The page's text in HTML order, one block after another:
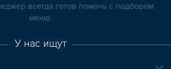
всегда готов помочь с подбором
меню.
У нас ищут